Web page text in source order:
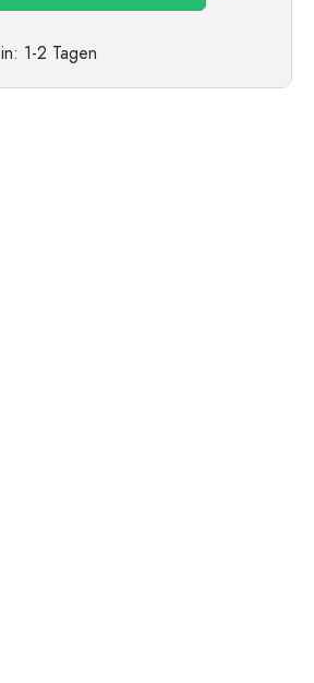
in: 1-2 Tagen